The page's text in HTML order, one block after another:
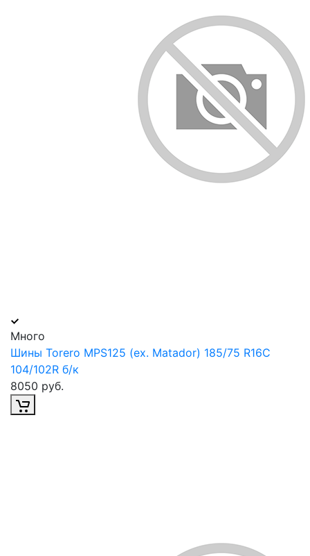
Много
Шины Torero MPS125 (ex. Matador) 185/75 R16С
104/102R б/к
8050 руб.